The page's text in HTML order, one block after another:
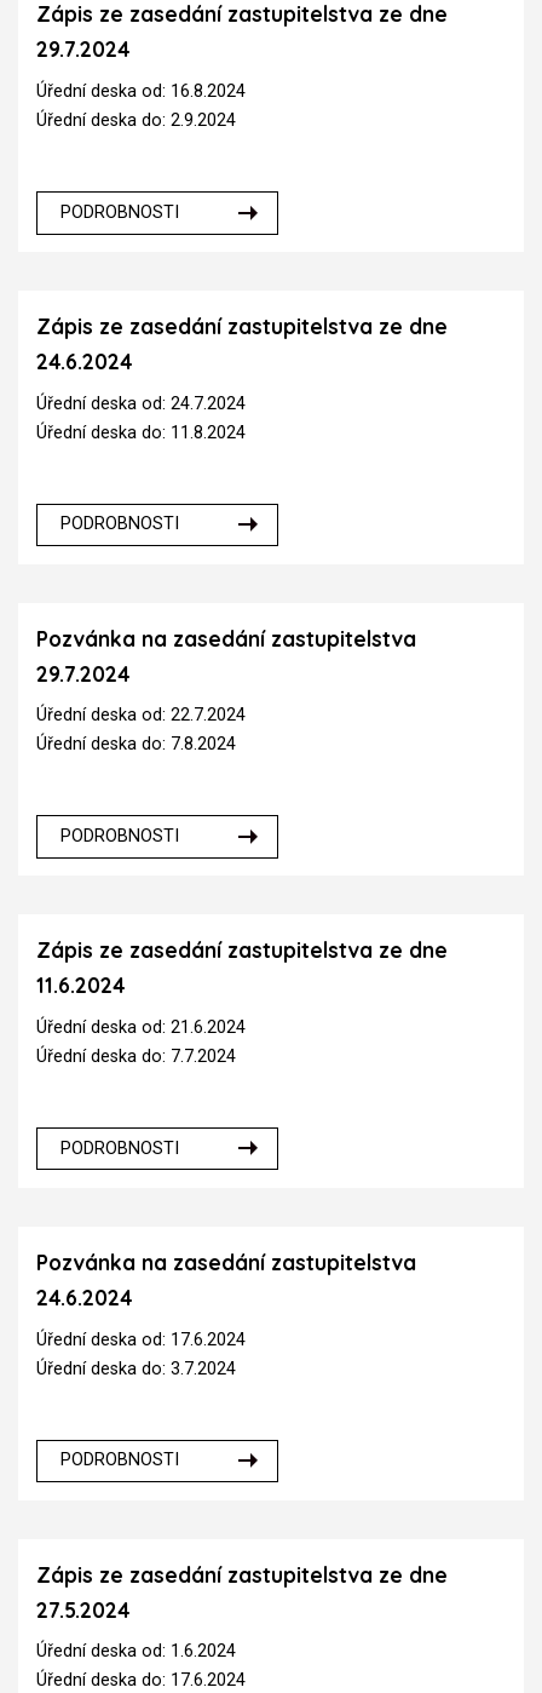
Zápis ze zasedání zastupitelstva ze dne
29.7.2024
Úřední deska od: 16.8.2024
Úřední deska do: 2.9.2024
PODROBNOSTI
Zápis ze zasedání zastupitelstva ze dne
24.6.2024
Úřední deska od: 24.7.2024
Úřední deska do: 11.8.2024
PODROBNOSTI
Pozvánka na zasedání zastupitelstva
29.7.2024
Úřední deska od: 22.7.2024
Úřední deska do: 7.8.2024
PODROBNOSTI
Zápis ze zasedání zastupitelstva ze dne
11.6.2024
Úřední deska od: 21.6.2024
Úřední deska do: 7.7.2024
PODROBNOSTI
Pozvánka na zasedání zastupitelstva
24.6.2024
Úřední deska od: 17.6.2024
Úřední deska do: 3.7.2024
PODROBNOSTI
Zápis ze zasedání zastupitelstva ze dne
27.5.2024
Úřední deska od: 1.6.2024
Úřední deska do: 17.6.2024